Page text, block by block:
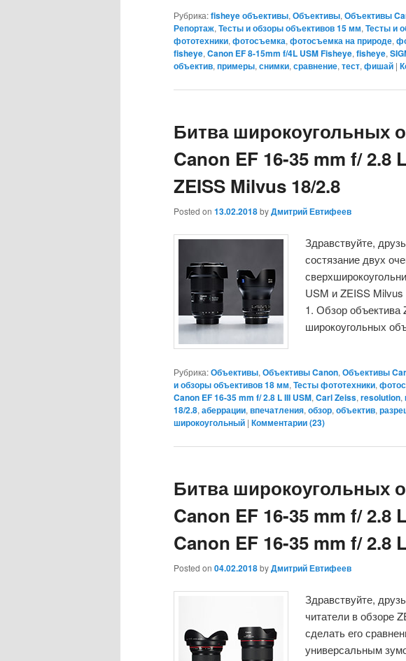
Рубрика:fisheye объективы, Объективы, Объективы
Репортаж, Тесты и обзоры объективов 15 мм, Тесты и
фототехники, фотосъемка, фотосъемка на природе,
fisheye, Canon EF 8-15mm f/4L USM Fisheye, fisheye,
объектив, примеры, снимки, сравнение, тест, фишай |
Битва широкоугольных
Canon EF 16-35 mm f/ 2.8
ZEISS Milvus 18/2.8
Posted on 13.02.2018byДмитрий Евтифеев
Здравствуйте,
состязание двух
USM и ZEISS
1. Обзор объектива
широкоугольных
Рубрика:Объективы,Объективы Canon,Объективы
и обзоры объективов 18 мм,Тесты фототехники,
Canon EF 16-35 mm f/ 2.8 L III USM,Carl Zeiss,resolution,
18/2.8,аберрации,впечатления,обзор,объектив,
широкоугольный | Комментарии (23)
Битва широкоугольных
Canon EF 16-35 mm f/ 2.8
Canon EF 16-35 mm f/ 2.8
Posted on 04.02.2018byДмитрий Евтифеев
Здравствуйте,
читатели в обзоре
сделать его
универсальным